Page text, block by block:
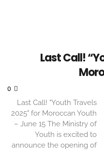
Last Call!
Last Call! "Youth Travels
2025" for Moroccan Youth
– June 15 The Ministry of
Youth is excited to
announce the opening of